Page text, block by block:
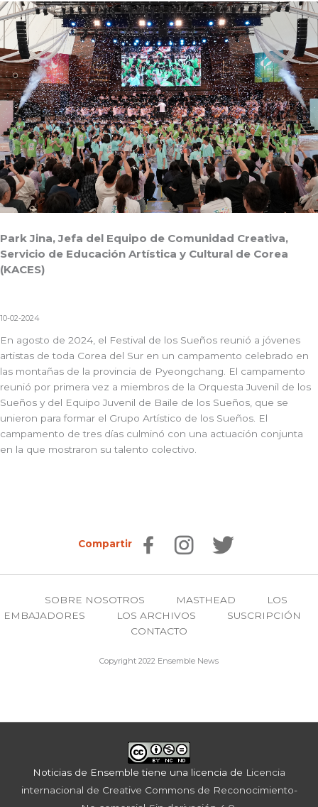
Park Jina, Jefa del Equipo de Comunidad Creativa,
Servicio de Educación Artística y Cultural de Corea
(KACES)
10-02-2024
En agosto de 2024, el Festival de los Sueños reunió a jóvenes
artistas de toda Corea del Sur en un campamento celebrado en
las montañas de la provincia de Pyeongchang. El campamento
reunió por primera vez a miembros de la Orquesta Juvenil de los
Sueños y del Equipo Juvenil de Baile de los Sueños, que se
unieron para formar el Grupo Artístico de los Sueños. El
campamento de tres días culminó con una actuación conjunta
en la que mostraron su talento colectivo.
Compartir
SOBRE NOSOTROS MASTHEAD
LOS
EMBAJADORES
LOS ARCHIVOS
SUSCRIPCIÓN
CONTACTO
Copyright 2022 Ensemble News
Noticias de Ensemble tiene una licencia de Licencia
internacional de Creative Commons de Reconocimiento-